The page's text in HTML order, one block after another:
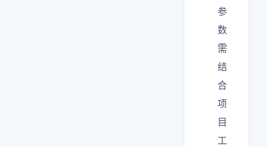
参
数
需
结
合
项
目
工